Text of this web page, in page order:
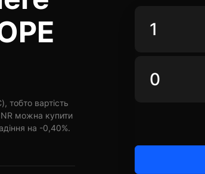
тобто вартість
можна купити
на -0,40%.